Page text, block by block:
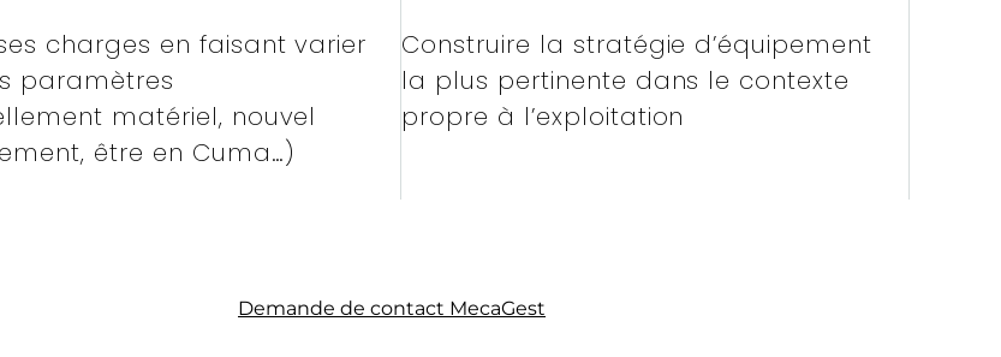
charges en faisant varier
paramètres
matériel, nouvel
être en Cuma…)
Construire la stratégie d’équipement
la plus pertinente dans le contexte
propre à l’exploitation
Demande de contact MecaGest